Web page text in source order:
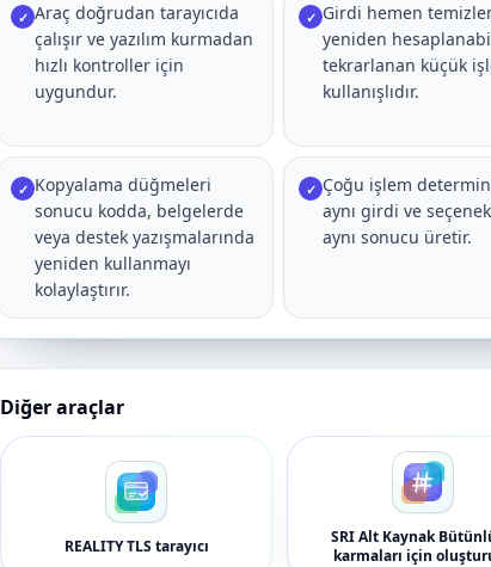
✓ Araç doğrudan tarayıcıda
çalışır ve yazılım kurmadan
hızlı kontroller için
uygundur.
✓ Girdi hemen
yeniden
tekrarlanan küçük
kullanışlıdır.
✓ Kopyalama düğmeleri
sonucu kodda, belgelerde
veya destek yazışmalarında
yeniden kullanmayı
kolaylaştırır.
✓ Çoğu işlem
aynı girdi ve
aynı sonucu üretir.
Diğer araçlar
REALITY TLS tarayıcı
SRI Alt Kaynak
karmaları için